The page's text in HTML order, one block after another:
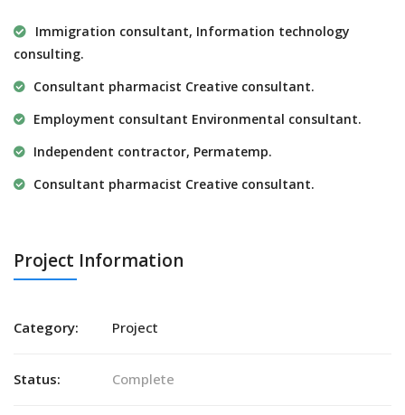
Immigration consultant, Information technology
consulting.
Consultant pharmacist Creative consultant.
Employment consultant Environmental consultant.
Independent contractor, Permatemp.
Consultant pharmacist Creative consultant.
Project Information
Category: Project
Status: Complete